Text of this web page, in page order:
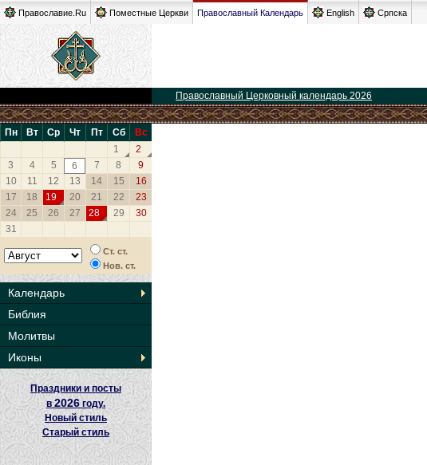
Православие.Ru Поместные Церкви Православный Календарь English Српска
Православный Церковный календарь 2026
Пн Вт Ср Чт Пт Сб
Вс
1
2
3
4 5 6 7 8
9
10
11 12 13 14 15
16
17
18 19 20 21 22
23
24
25 26 27 28 29
30
31
Ст. ст.
Нов. ст.
Календарь
Библия
Молитвы
Иконы
Праздники и посты
в2026 году.
Новый стиль
Старый стиль